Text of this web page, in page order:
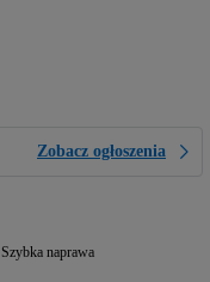
Zobacz ogłoszenia
Szybka naprawa